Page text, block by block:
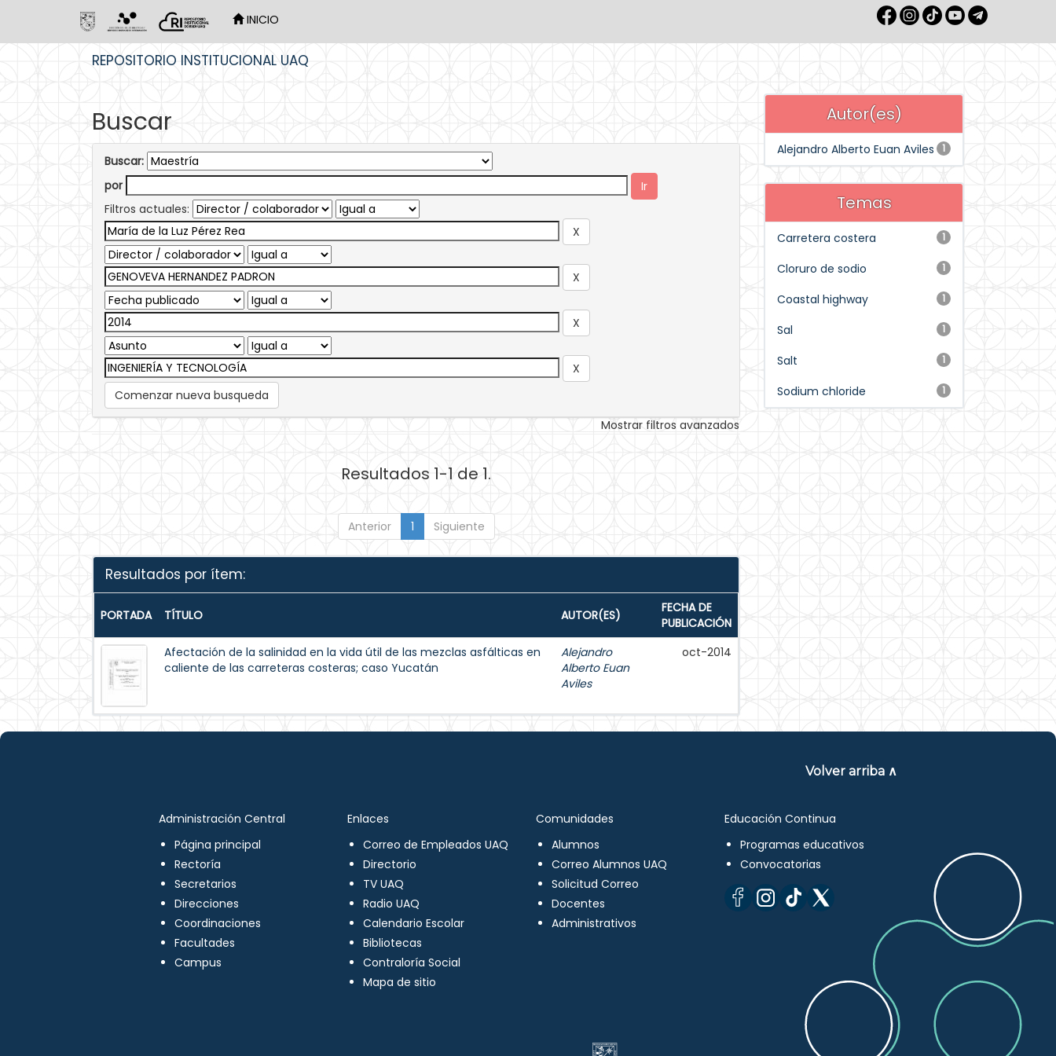
INICIO
REPOSITORIO INSTITUCIONAL UAQ
Buscar
Buscar:
por
Filtros actuales:
Comenzar nueva busqueda
Mostrar filtros avanzados
Resultados 1-1 de 1.
Anterior 1 Siguiente
Resultados por ítem:
PORTADA TÍTULO AUTOR(ES)
FECHA DE
PUBLICACIÓN
Afectación de la salinidad en la vida útil de las mezclas asfálticas en
caliente de las carreteras costeras; caso Yucatán
Alejandro
Alberto Euan
Aviles
oct-2014
Autor(es)
1
Alejandro Alberto Euan Aviles
Temas
1
Carretera costera
1
Cloruro de sodio
1
Coastal highway
1
Sal
1
Salt
1
Sodium chloride
Volver arriba ∧
Administración Central
Página principal
Rectoría
Secretarios
Direcciones
Coordinaciones
Facultades
Campus
Enlaces
Correo de Empleados UAQ
Directorio
TV UAQ
Radio UAQ
Calendario Escolar
Bibliotecas
Contraloría Social
Mapa de sitio
Comunidades
Alumnos
Correo Alumnos UAQ
Solicitud Correo
Docentes
Administrativos
Educación Continua
Programas educativos
Convocatorias